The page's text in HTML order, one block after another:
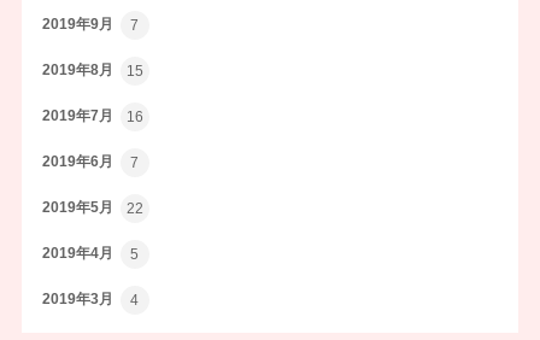
2019年9月 7
2019年8月 15
2019年7月 16
2019年6月 7
2019年5月 22
2019年4月 5
2019年3月 4